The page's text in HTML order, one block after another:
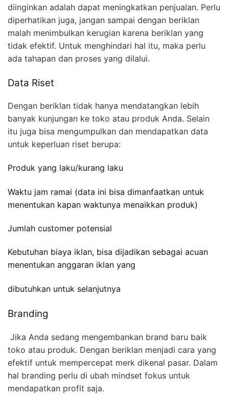
diinginkan adalah dapat meningkatkan penjualan. Perlu
diperhatikan juga, jangan sampai dengan beriklan
malah menimbulkan kerugian karena beriklan yang
tidak efektif. Untuk menghindari hal itu, maka perlu
ada tahapan dan proses yang dilalui.
Data Riset
Dengan beriklan tidak hanya mendatangkan lebih
banyak kunjungan ke toko atau produk Anda. Selain
itu juga bisa mengumpulkan dan mendapatkan data
untuk keperluan riset berupa:
Produk yang laku/kurang laku
Waktu jam ramai (data ini bisa dimanfaatkan untuk
menentukan kapan waktunya menaikkan produk)
Jumlah customer potensial
Kebutuhan biaya iklan, bisa dijadikan sebagai acuan
menentukan anggaran iklan yang
dibutuhkan untuk selanjutnya
Branding
Jika Anda sedang mengembankan brand baru baik
toko atau produk. Dengan beriklan menjadi cara yang
efektif untuk mempercepat merk dikenal pasar. Dalam
hal branding perlu di ubah mindset fokus untuk
mendapatkan profit saja.